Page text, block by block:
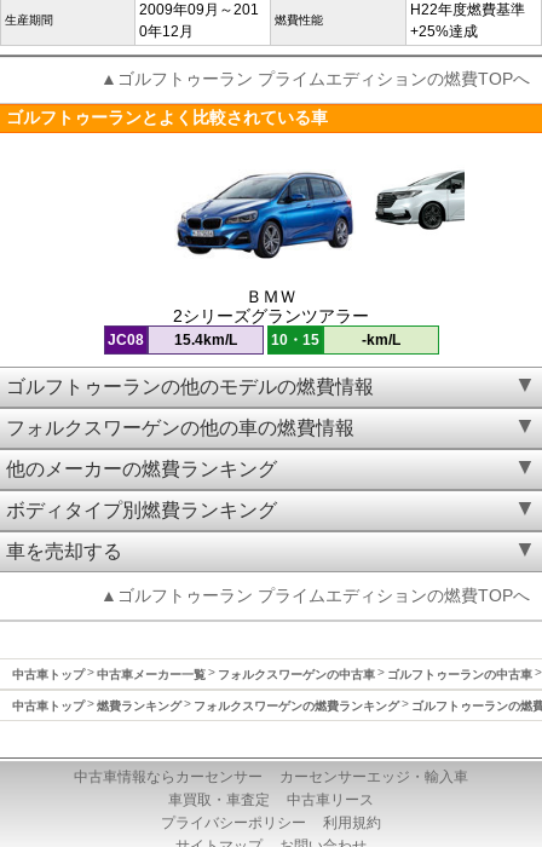
生産期間
2009年09月～201
0年12月
燃費性能
H22年度燃費基準
+25%達成
▲ゴルフトゥーラン プライムエディションの燃費TOPへ
ゴルフトゥーランとよく比較されている車
ＢＭＷ
2シリーズグランツアラー
JC08 15.4km/L 10・15 -km/L
ゴルフトゥーランの他のモデルの燃費情報
フォルクスワーゲンの他の車の燃費情報
他のメーカーの燃費ランキング
ボディタイプ別燃費ランキング
車を売却する
▲ゴルフトゥーラン プライムエディションの燃費TOPへ
中古車トップ 中古車メーカー一覧 フォルクスワーゲンの中古車 ゴルフトゥーランの中古車
中古車トップ 燃費ランキング フォルクスワーゲンの燃費ランキング ゴルフトゥーランの燃
中古車情報ならカーセンサー
カーセンサーエッジ・輸入車
車買取・車査定
中古車リース
プライバシーポリシー
利用規約